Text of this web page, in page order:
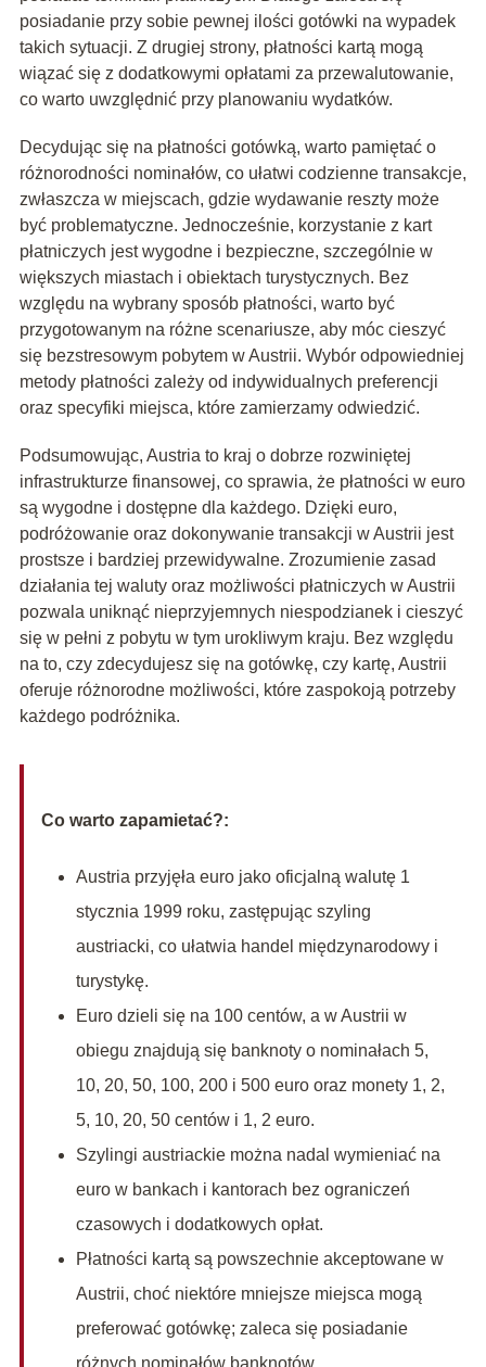
posiadanie przy sobie pewnej ilości gotówki na wypadek
takich sytuacji. Z drugiej strony, płatności kartą mogą
wiązać się z dodatkowymi opłatami za przewalutowanie,
co warto uwzględnić przy planowaniu wydatków.
Decydując się na płatności gotówką, warto pamiętać o
różnorodności nominałów, co ułatwi codzienne transakcje,
zwłaszcza w miejscach, gdzie wydawanie reszty może
być problematyczne. Jednocześnie, korzystanie z kart
płatniczych jest wygodne i bezpieczne, szczególnie w
większych miastach i obiektach turystycznych. Bez
względu na wybrany sposób płatności, warto być
przygotowanym na różne scenariusze, aby móc cieszyć
się bezstresowym pobytem w Austrii. Wybór odpowiedniej
metody płatności zależy od indywidualnych preferencji
oraz specyfiki miejsca, które zamierzamy odwiedzić.
Podsumowując, Austria to kraj o dobrze rozwiniętej
infrastrukturze finansowej, co sprawia, że płatności w euro
są wygodne i dostępne dla każdego. Dzięki euro,
podróżowanie oraz dokonywanie transakcji w Austrii jest
prostsze i bardziej przewidywalne. Zrozumienie zasad
działania tej waluty oraz możliwości płatniczych w Austrii
pozwala uniknąć nieprzyjemnych niespodzianek i cieszyć
się w pełni z pobytu w tym urokliwym kraju. Bez względu
na to, czy zdecydujesz się na gotówkę, czy kartę, Austrii
oferuje różnorodne możliwości, które zaspokoją potrzeby
każdego podróżnika.
Co warto zapamietać?:
Austria przyjęła euro jako oficjalną walutę 1
stycznia 1999 roku, zastępując szyling
austriacki, co ułatwia handel międzynarodowy i
turystykę.
Euro dzieli się na 100 centów, a w Austrii w
obiegu znajdują się banknoty o nominałach 5,
10, 20, 50, 100, 200 i 500 euro oraz monety 1, 2,
5, 10, 20, 50 centów i 1, 2 euro.
Szylingi austriackie można nadal wymieniać na
euro w bankach i kantorach bez ograniczeń
czasowych i dodatkowych opłat.
Płatności kartą są powszechnie akceptowane w
Austrii, choć niektóre mniejsze miejsca mogą
preferować gotówkę; zaleca się posiadanie
różnych nominałów banknotów.